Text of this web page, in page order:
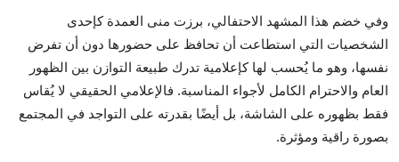
وفي خضم هذا المشهد الاحتفالي، برزت منى العمدة كإحدى
الشخصيات التي استطاعت أن تحافظ على حضورها دون أن تفرض
نفسها، وهو ما يُحسب لها كإعلامية تدرك طبيعة التوازن بين الظهور
العام والاحترام الكامل لأجواء المناسبة. فالإعلامي الحقيقي لا يُقاس
فقط بظهوره على الشاشة، بل أيضًا بقدرته على التواجد في المجتمع
بصورة راقية ومؤثرة.